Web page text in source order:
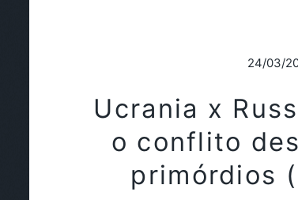
24/03/
Ucrania x
o conflito
primórdios